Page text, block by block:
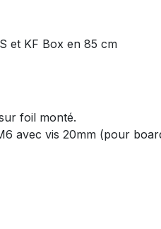
et KF Box en 85 cm
foil monté.
avec vis 20mm (pour